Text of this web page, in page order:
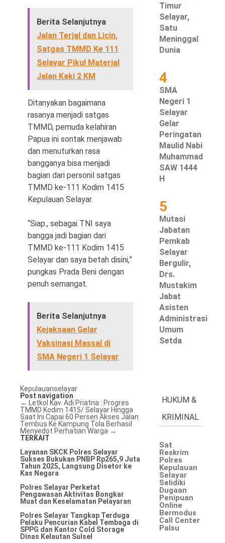
Berita Selanjutnya
Jalan Terjal dan Licin,
Satgas TMMD Ke 111
Selayar Pikul Material
Jalan Kaki 2 KM
Ditanyakan bagaimana
rasanya menjadi satgas
TMMD, pemuda kelahiran
Papua ini sontak menjawab
dan menuturkan rasa
bangganya bisa menjadi
bagian dari personil satgas
TMMD ke-111 Kodim 1415
Kepulauan Selayar.
“Siap., sebagai TNI saya
bangga jadi bagian dari
TMMD ke-111 Kodim 1415
Selayar dan saya betah disini,”
pungkas Prada Beni dengan
penuh semangat.
Berita Selanjutnya
Kejaksaan Gelar
Vaksinasi Massal di
SMA Negeri 1 Selayar
Kepulauanselayar
Post navigation
← Letkol Kav. Adi Priatna : Progres
TMMD Kodim 1415/ Selayar Hingga
Saat Ini Capai 60 Persen Akses Jalan
Tembus Ke Kampung Tola Berhasil
Menyedot Perhatian Warga →
TERKAIT
Layanan SKCK Polres Selayar
Sukses Bukukan PNBP Rp265,9 Juta
Tahun 2025, Langsung Disetor ke
Kas Negara
Polres Selayar Perketat
Pengawasan Aktivitas Bongkar
Muat dan Keselamatan Pelayaran
Polres Selayar Tangkap Terduga
Pelaku Pencurian Kabel Tembaga di
SPPG dan Kantor Cold Storage
Dinas Kelautan Sulsel
Timur
Selayar,
Satu
Meninggal
Dunia
4
SMA
Negeri 1
Selayar
Gelar
Peringatan
Maulid Nabi
Muhammad
SAW 1444
H
5
Mutasi
Jabatan
Pemkab
Selayar
Bergulir,
Drs.
Mustakim
Jabat
Asisten
Administrasi
Umum
Setda
HUKUM &
KRIMINAL
Sat
Reskrim
Polres
Kepulauan
Selayar
Selidiki
Dugaan
Penipuan
Online
Bermodus
Call Center
Palsu